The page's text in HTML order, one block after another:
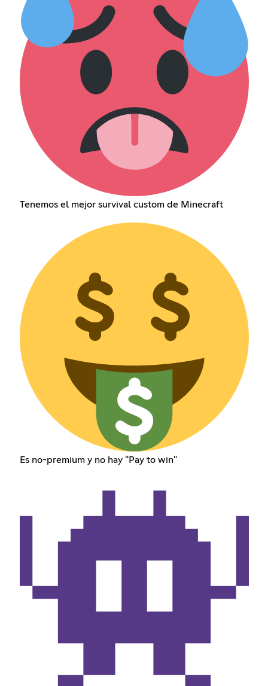
Tenemos el mejor survival custom de Minecraft
Es no-premium y no hay "Pay to win"